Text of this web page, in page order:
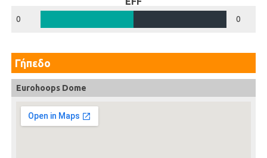
0 0
Γήπεδο
Eurohoops Dome